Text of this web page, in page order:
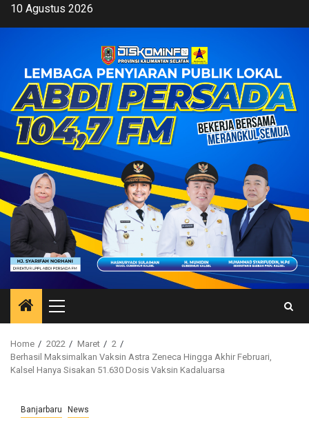
Skip10 Agustus 2026
Primary
Menu
Home 2022 Maret
2
Berhasil Maksimalkan Vaksin Astra Zeneca Hingga Akhir Februari,
Kalsel Hanya Sisakan 51.630 Dosis Vaksin Kadaluarsa
Banjarbaru News